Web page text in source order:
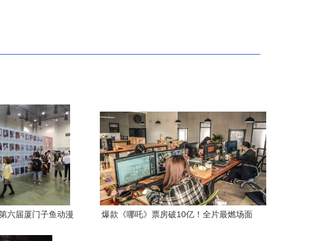
六届厦门子鱼动漫
爆款《哪吒》票房破10亿！全片最燃场面